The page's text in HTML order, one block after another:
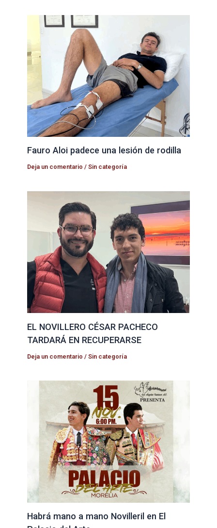
Fauro Aloi padece una lesión de rodilla
Deja un comentario /Sin categoría
EL NOVILLERO CÉSAR PACHECO
TARDARÁ EN RECUPERARSE
Deja un comentario /Sin categoría
Habrá mano a mano Novilleril en El